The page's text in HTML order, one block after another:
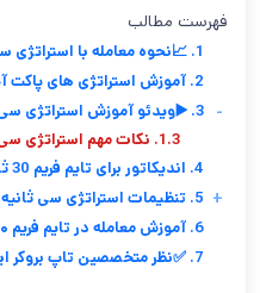
فهرست مطالب
1. 📈نحوه معامله با استراتژی سی ثانیه برای پاکت آپشن
2. آموزش استراتژی های پاکت آپشن
3. ▶️ویدئو آموزش استراتژی سی ثانیه برای پاکت آپشن -
1.3. نکات مهم استراتژی سی ثانیه ایی پاکت آپشن
4. اندیکاتور برای تایم فریم 30 ثانیه پاکت آپشن
5. تنظیمات استراتژی سی ثانیه برای پاکت آپشن +
6. آموزش معامله در تایم فریم ۳۰ ثانیه‌ ای پاکت آپشن
7. ✅نظر متخصصین تاپ بروکر ایران